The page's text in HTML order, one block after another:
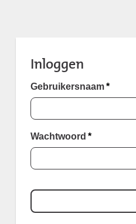
Inloggen
Gebruikersnaam *
Wachtwoord *